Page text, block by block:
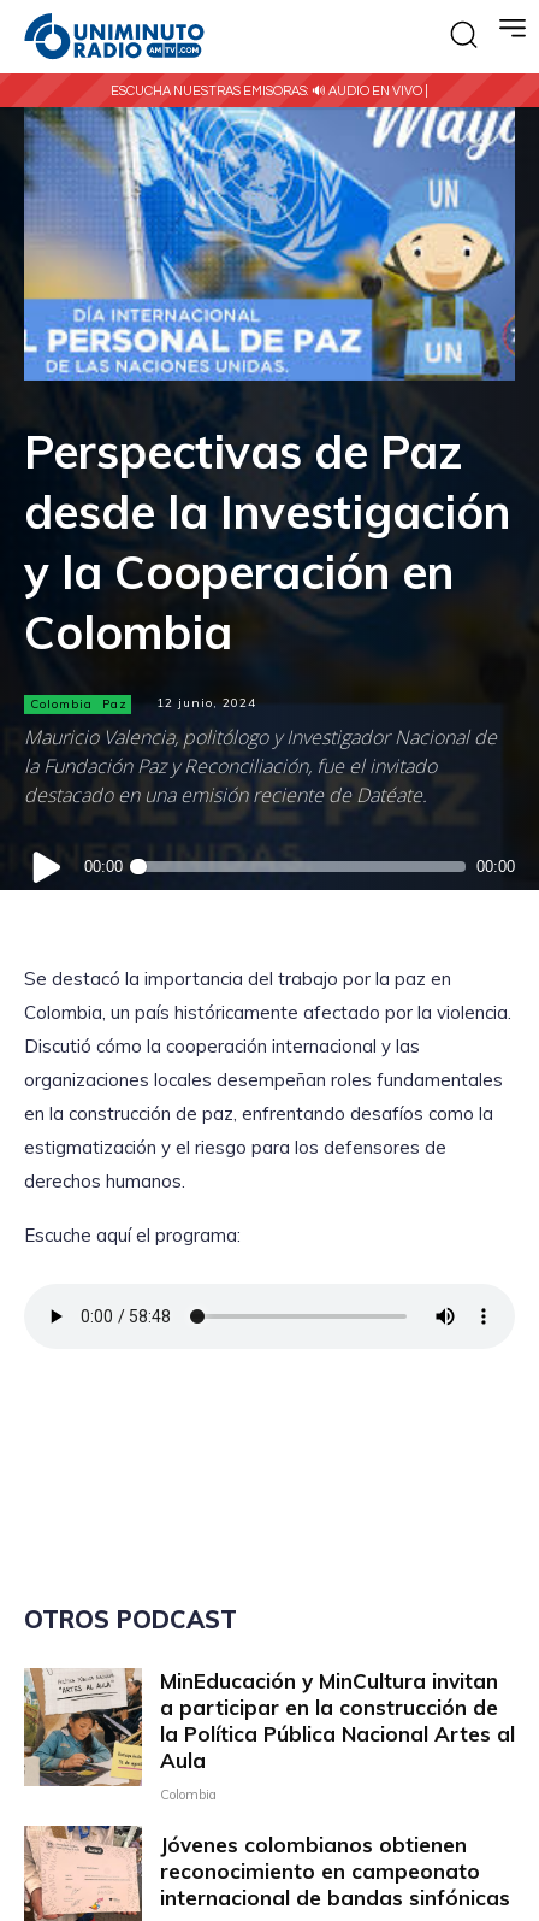
ESCUCHA NUESTRAS EMISORAS: 🔊 AUDIO EN VIVO |
Perspectivas de Paz
desde la Investigación
y la Cooperación en
Colombia
Colombia Paz 12 junio, 2024
Mauricio Valencia, politólogo y Investigador Nacional de
la Fundación Paz y Reconciliación, fue el invitado
destacado en una emisión reciente de Datéate.
Reproductor
de
00:00 00:00
Se destacó la importancia del trabajo por la paz en
Colombia, un país históricamente afectado por la violencia.
Discutió cómo la cooperación internacional y las
organizaciones locales desempeñan roles fundamentales
en la construcción de paz, enfrentando desafíos como la
estigmatización y el riesgo para los defensores de
derechos humanos.
Escuche aquí el programa:
OTROS PODCAST
MinEducación y MinCultura invitan
a participar en la construcción de
la Política Pública Nacional Artes al
Aula
Colombia
Jóvenes colombianos obtienen
reconocimiento en campeonato
internacional de bandas sinfónicas